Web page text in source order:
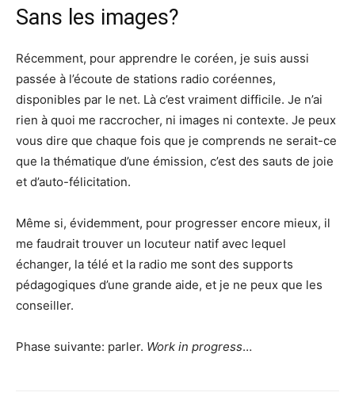
Sans les images?
Récemment, pour apprendre le coréen, je suis aussi
passée à l’écoute de stations radio coréennes,
disponibles par le net. Là c’est vraiment difficile. Je n’ai
rien à quoi me raccrocher, ni images ni contexte. Je peux
vous dire que chaque fois que je comprends ne serait-ce
que la thématique d’une émission, c’est des sauts de joie
et d’auto-félicitation.
Même si, évidemment, pour progresser encore mieux, il
me faudrait trouver un locuteur natif avec lequel
échanger, la télé et la radio me sont des supports
pédagogiques d’une grande aide, et je ne peux que les
conseiller.
Phase suivante: parler. Work in progress…